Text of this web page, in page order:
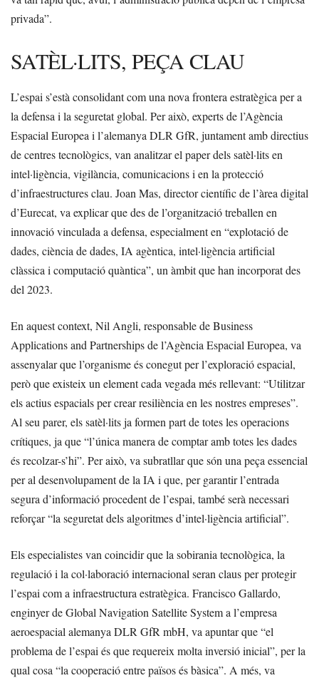
privada”.
SATÈL·LITS, PEÇA CLAU
L’espai s’està consolidant com una nova frontera estratègica per a
la defensa i la seguretat global. Per això, experts de l’Agència
Espacial Europea i l’alemanya DLR GfR, juntament amb directius
de centres tecnològics, van analitzar el paper dels satèl·lits en
intel·ligència, vigilància, comunicacions i en la protecció
d’infraestructures clau. Joan Mas, director científic de l’àrea digital
d’Eurecat, va explicar que des de l’organització treballen en
innovació vinculada a defensa, especialment en “explotació de
dades, ciència de dades, IA agèntica, intel·ligència artificial
clàssica i computació quàntica”, un àmbit que han incorporat des
del 2023.
En aquest context, Nil Angli, responsable de Business
Applications and Partnerships de l’Agència Espacial Europea, va
assenyalar que l’organisme és conegut per l’exploració espacial,
però que existeix un element cada vegada més rellevant: “Utilitzar
els actius espacials per crear resiliència en les nostres empreses”.
Al seu parer, els satèl·lits ja formen part de totes les operacions
crítiques, ja que “l’única manera de comptar amb totes les dades
és recolzar-s’hi”. Per això, va subratllar que són una peça essencial
per al desenvolupament de la IA i que, per garantir l’entrada
segura d’informació procedent de l’espai, també serà necessari
reforçar “la seguretat dels algoritmes d’intel·ligència artificial”.
Els especialistes van coincidir que la sobirania tecnològica, la
regulació i la col·laboració internacional seran claus per protegir
l’espai com a infraestructura estratègica. Francisco Gallardo,
enginyer de Global Navigation Satellite System a l’empresa
aeroespacial alemanya DLR GfR mbH, va apuntar que “el
problema de l’espai és que requereix molta inversió inicial”, per la
qual cosa “la cooperació entre països és bàsica”. A més, va